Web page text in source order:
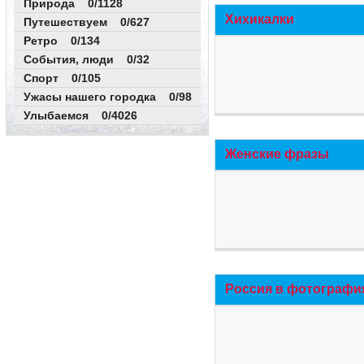
Природа 0/1128
Путешествуем 0/627
Ретро 0/134
События, люди 0/32
Спорт 0/105
Ужасы нашего городка 0/98
Улыбаемся 0/4026
Хихикалки
Женские фразы
Россия в